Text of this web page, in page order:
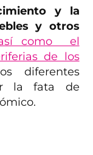
y la
y otros
como el
de los
diferentes
la fata de